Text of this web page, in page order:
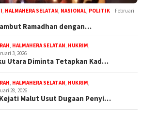
, HALMAHERA SELATAN, NASIONAL, POLITIK
Februari
Ramadhan dengan…
, HALMAHERA SELATAN, HUKRIM,
3, 2026
Utara Diminta Tetapkan Kad…
, HALMAHERA SELATAN, HUKRIM,
28, 2026
Kejati Malut Usut Dugaan Penyi…